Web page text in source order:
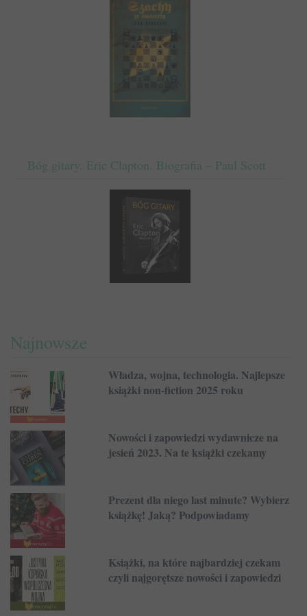
Bóg gitary. Eric Clapton. Biografia – Paul Scott
Najnowsze
Władza, wojna, technologia. Najlepsze
książki non-fiction 2025 roku
Nowości i zapowiedzi wydawnicze na
jesień 2023. Na te książki czekamy
Prezent dla niego last minute? Wybierz
książkę! Jaką? Podpowiadamy
Książki, na które najbardziej czekam
czyli najgorętsze nowości i zapowiedzi